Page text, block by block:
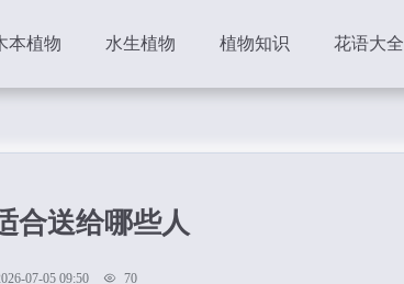
本植物 水生植物 植物知识 花语大全
合送给哪些人
07-05 09:50 70